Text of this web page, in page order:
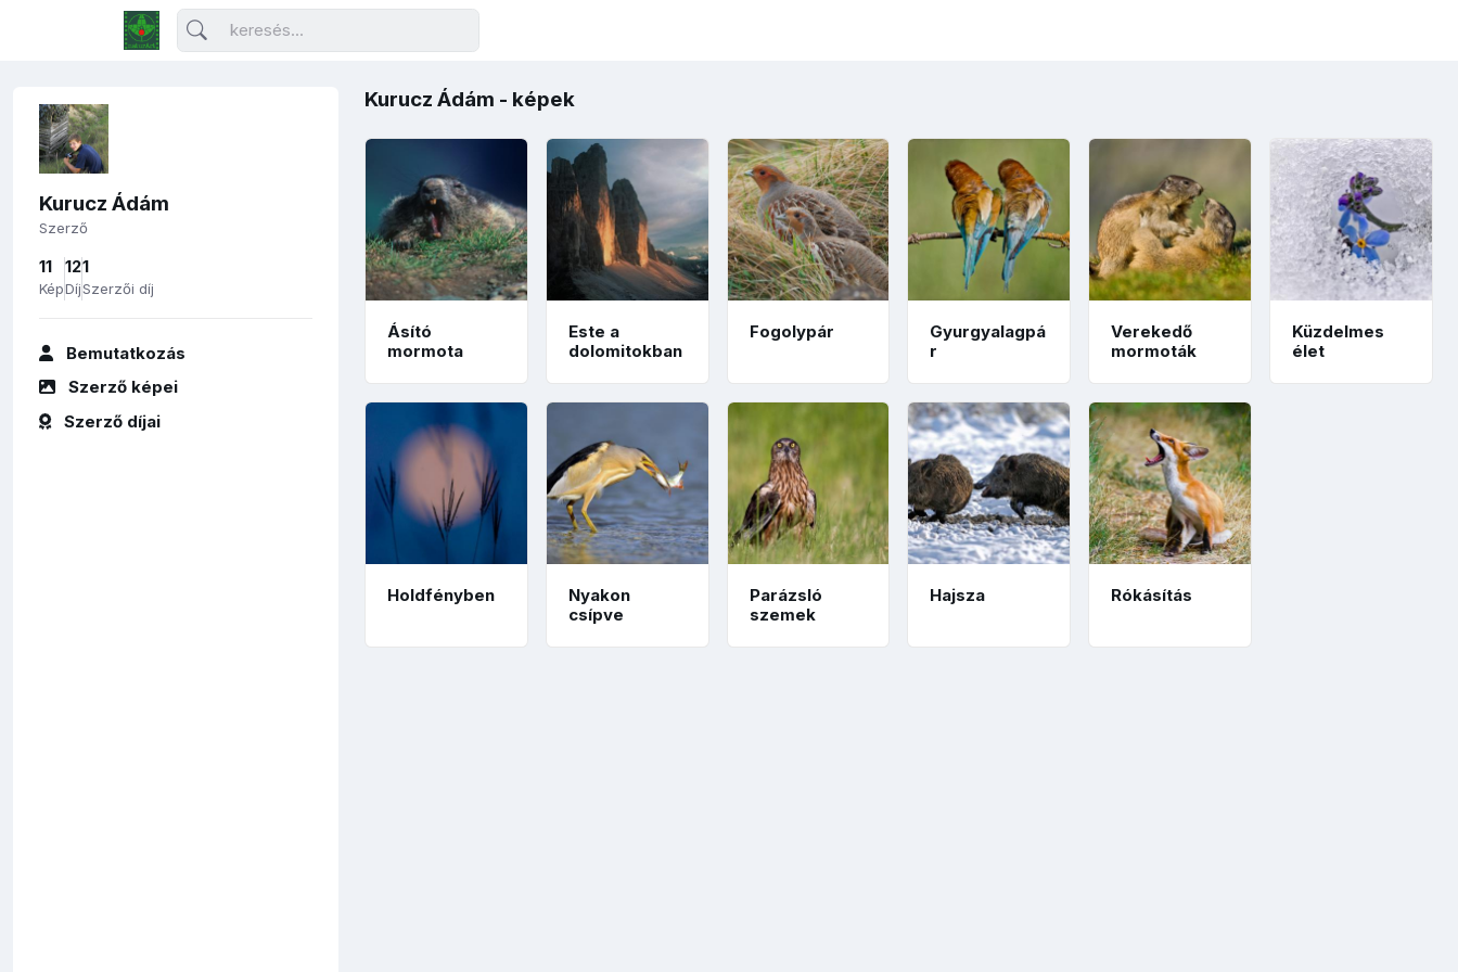
Kurucz Ádám
Szerző
11
Kép
12
Díj
1
Szerzői díj
Bemutatkozás
Szerző képei
Szerző díjai
Kurucz Ádám - képek
Ásító
mormota
Este a
dolomitokban
Fogolypár
Gyurgyalagpá
r
Verekedő
mormoták
Küzdelmes
élet
Holdfényben
Nyakon
csípve
Parázsló
szemek
Hajsza Rókásítás